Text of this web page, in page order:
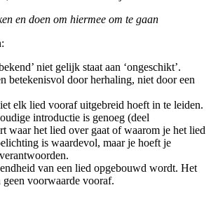
en doen om hiermee om te gaan
niet gelijk staat aan ‘ongeschikt’.
betekenisvol door herhaling, niet door een
elk lied vooraf uitgebreid hoeft in te leiden.
introductie is genoeg (deel
waar het lied over gaat of waarom je het lied
is waardevol, maar je hoeft je
van een lied opgebouwd wordt. Het
geen voorwaarde vooraf.